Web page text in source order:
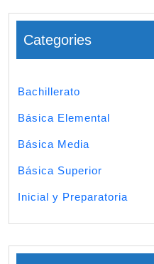
Categories
Bachillerato
Básica Elemental
Básica Media
Básica Superior
Inicial y Preparatoria